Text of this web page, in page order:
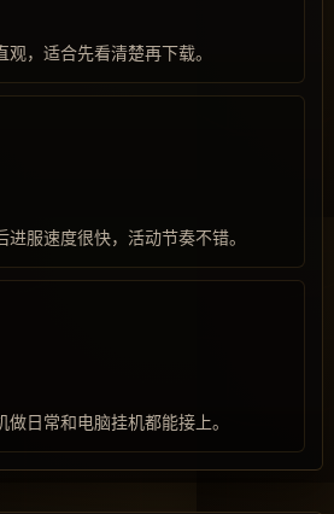
，适合先看清楚再下载。
服速度很快，活动节奏不错。
日常和电脑挂机都能接上。